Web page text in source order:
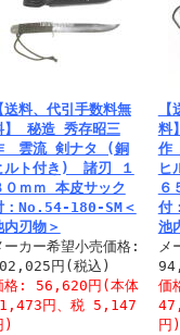
送料、代引手数料無
】 秘造 秀存昭三
雲流 剣ナタ (銅
ルト付き) 諸刃 １
０ｍｍ 本皮サック
：No.54-180-SM＜
内刃物＞
ーカー希望小売価格:
円(税込)
格: 56,620円(本体
円、税 5,147
)
料
作
ヒ
６
付
池
メ
価
円)